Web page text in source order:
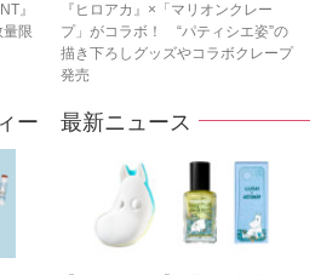
』
限
『ヒロアカ』×「マリオンクレー
プ」がコラボ！ “パティシエ姿”の
描き下ろしグッズやコラボクレープ
発売
ー 最新ニュース